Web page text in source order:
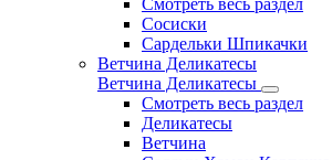
Смотреть весь раздел
Сосиски
Сардельки Шпикачки
Ветчина Деликатесы
Ветчина Деликатесы
Смотреть весь раздел
Деликатесы
Ветчина